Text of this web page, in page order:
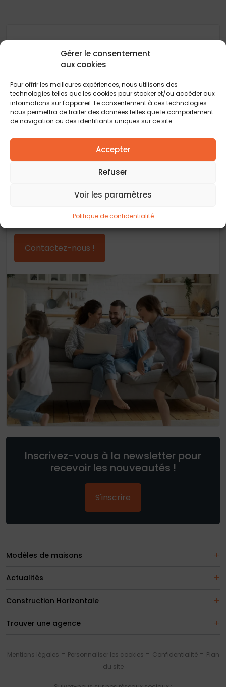
Gérer le consentement
aux cookies
Pour offrir les meilleures expériences, nous utilisons des
technologies telles que les cookies pour stocker et/ou accéder aux
informations sur l'appareil. Le consentement à ces technologies
nous permettra de traiter des données telles que le comportement
de navigation ou des identifiants uniques sur ce site.
Accepter
Refuser
Voir les paramètres
Politique de confidentialité
Délais, prix et aide au choix pour la construction
de maisons : Retrouvez tous les conseils et
neuvepour vous guider à chaque étape de votre
projet immobilier. Explorez toutes les réponses
pour transformer votre rêve de maison
individuelle en réalité.
construire votre maison ?
Rencontrons-nous autour d’un café et discutons
sur votre projet de construction !
Contactez-nous !
Inscrivez-vous à la newsletter pour
recevoir les nouveautés !
S'inscrire
Modèles de maisons
Actualités
Construction Horizontale
Trouver une agence
Mentions légales Personnaliser les cookies Confidentialité
Plan
du site